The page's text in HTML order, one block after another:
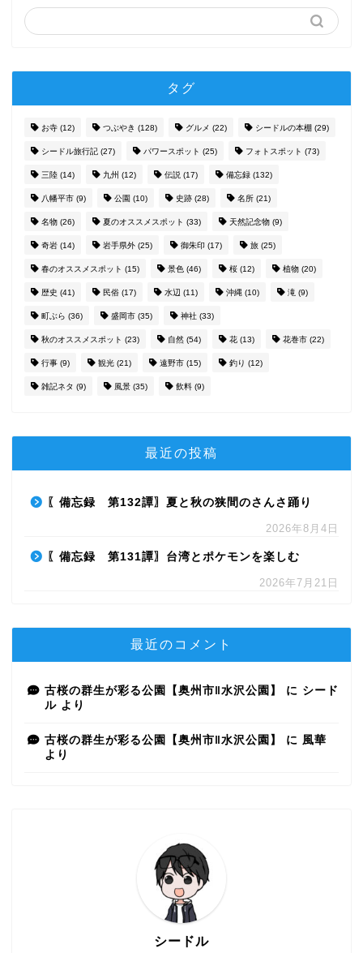
タグ
お寺 (12) つぶやき (128) グルメ (22) シードルの本棚 (29)
シードル旅行記 (27) パワースポット (25) フォトスポット (73)
三陸 (14) 九州 (12) 伝説 (17) 備忘録 (132)
八幡平市 (9) 公園 (10) 史跡 (28) 名所 (21)
名物 (26) 夏のオススメスポット (33) 天然記念物 (9)
奇岩 (14) 岩手県外 (25) 御朱印 (17) 旅 (25)
春のオススメスポット (15) 景色 (46) 桜 (12) 植物 (20)
歴史 (41) 民俗 (17) 水辺 (11) 沖縄 (10) 滝 (9)
町ぶら (36) 盛岡市 (35) 神社 (33)
秋のオススメスポット (23) 自然 (54) 花 (13) 花巻市 (22)
行事 (9) 観光 (21) 遠野市 (15) 釣り (12)
雑記ネタ (9) 風景 (35) 飲料 (9)
最近の投稿
〖備忘録 第132譚〗夏と秋の狭間のさんさ踊り
2026年8月4日
〖備忘録 第131譚〗台湾とポケモンを楽しむ
2026年7月21日
最近のコメント
古桜の群生が彩る公園【奥州市‖水沢公園】 に シード
ル より
古桜の群生が彩る公園【奥州市‖水沢公園】 に 風華
より
シードル